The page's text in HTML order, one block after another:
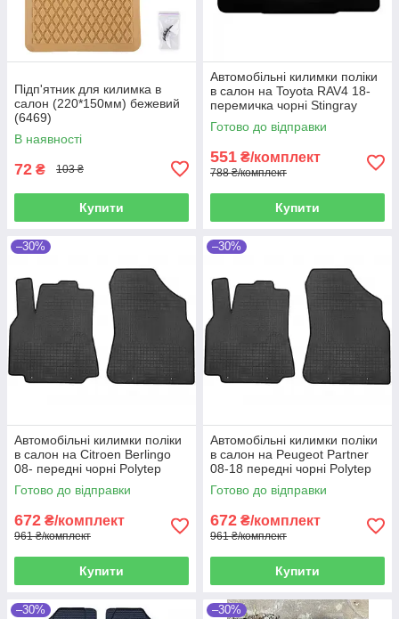
Підп'ятник для килимка в
салон (220*150мм) бежевий
(6469)
В наявності
72 ₴ 103 ₴
Купити
Автомобільні килимки поліки
в салон на Toyota RAV4 18-
перемичка чорні Stingray
Тойота РАВ4
Готово до відправки
551 ₴/комплект
788 ₴/комплект
Купити
–30%
Автомобільні килимки поліки
в салон на Citroen Berlingo
08- передні чорні Polytep
Сітроен Берлінго
Готово до відправки
672 ₴/комплект
961 ₴/комплект
Купити
–30%
Автомобільні килимки поліки
в салон на Peugeot Partner
08-18 передні чорні Polytep
Пежо Партнер
Готово до відправки
672 ₴/комплект
961 ₴/комплект
Купити
–30% –30%